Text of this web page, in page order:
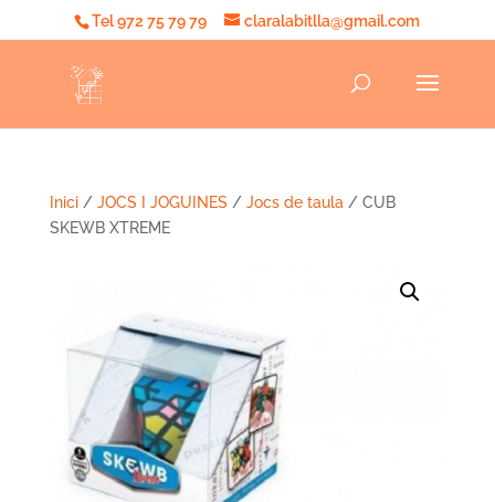
Tel 972 75 79 79 claralabitlla@gmail.com
Inici/ JOCS I JOGUINES / Jocs de taula / CUB
SKEWB XTREME